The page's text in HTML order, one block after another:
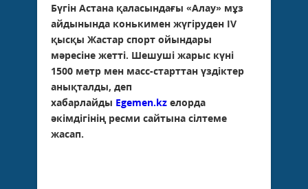
Бүгін Астана қаласындағы «Алау» мұз
айдынында конькимен жүгіруден IV
қысқы Жастар спорт ойындары
мәресіне жетті. Шешуші жарыс күні
1500 метр мен масс-старттан үздіктер
анықталды, деп
хабарлайды Egemen.kz елорда
әкімдігінің ресми сайтына сілтеме
жасап.